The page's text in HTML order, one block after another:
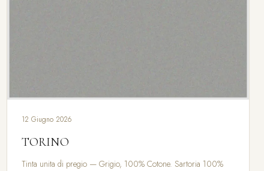
12 Giugno 2026
TORINO
Tinta unita di pregio — Grigio, 100% Cotone. Sartoria 100%